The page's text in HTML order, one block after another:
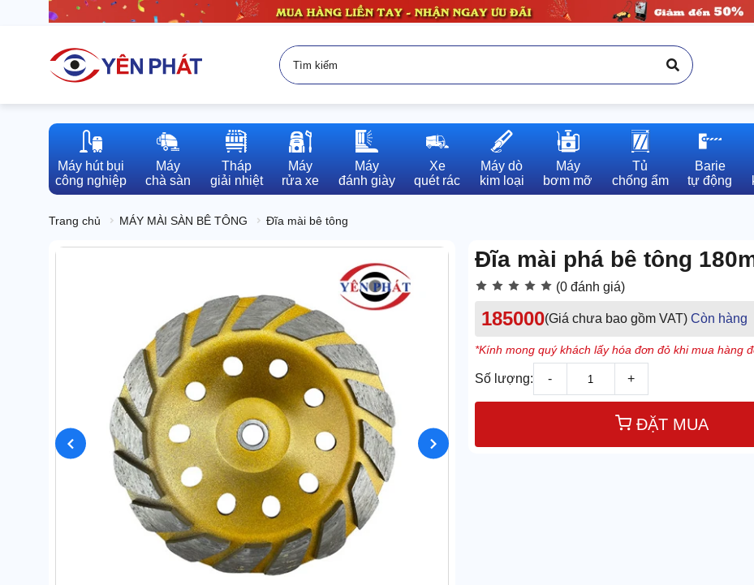
Máy hút bụi
công nghiệp
Máy
chà sàn
Tháp
giải nhiệt
Máy
rửa xe
Máy
đánh giày
Xe
quét rác
Máy dò
kim loại
Máy
bơm mỡ
Tủ
chống ẩm
Barie
tự động
Trang chủ MÁY MÀI SÀN BÊ TÔNG Đĩa mài bê tông
Đĩa mài phá bê tông
(0 đánh giá)
185000(Giá chưa bao gồm VAT) Còn hàng
*Kính mong quý khách lấy hóa đơn đỏ khi mua hàng
Số lượng: - +
ĐẶT MUA